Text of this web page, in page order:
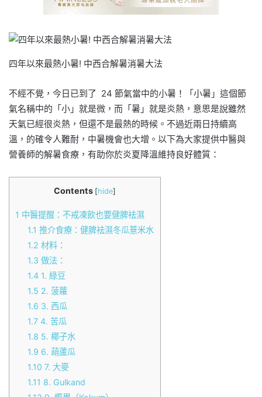
四年以來最熱小暑! 中西合解暑消暑大法
不經不覺，今日已到了 24 節氣當中的小暑！「小暑」這個節
氣名稱中的「小」就是微，而「暑」就是炎熱，意思是說雖然
天氣已經很炎熱，但還不是最熱的時候。不過近兩日持續高
溫，的確令人難耐，中暑機會也大增。以下為大家提供中醫與
營養師的解暑食療，有助你於炎夏降溫維持良好體質：
Contents [hide]
1 中醫提醒：不戒凍飲也要健脾袪濕
1.1 推介食療：健脾袪濕冬瓜薏米水
1.2 材料：
1.3 做法：
1.4 1. 綠豆
1.5 2. 菠蘿
1.6 3. 西瓜
1.7 4. 苦瓜
1.8 5. 椰子水
1.9 6. 葫蘆瓜
1.10 7. 大麥
1.11 8. Gulkand